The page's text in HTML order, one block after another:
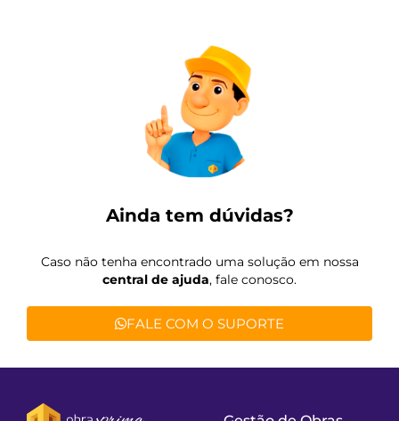
Ainda tem dúvidas?
Caso não tenha encontrado uma solução em nossa
central de ajuda, fale conosco.
FALE COM O SUPORTE